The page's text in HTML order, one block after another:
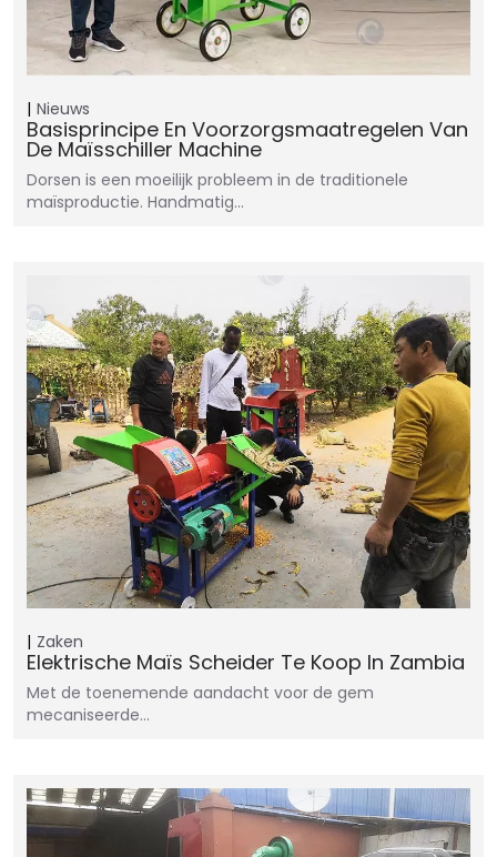
Nieuws
Basisprincipe En Voorzorgsmaatregelen Van
De Maïsschiller Machine
Dorsen is een moeilijk probleem in de traditionele
maïsproductie. Handmatig...
Zaken
Elektrische Maïs Scheider Te Koop In Zambia
Met de toenemende aandacht voor de gem
mecaniseerde…